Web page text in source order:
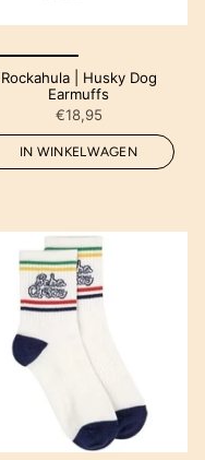
Rockahula | Husky Dog
Earmuffs
€18,95
IN WINKELWAGEN